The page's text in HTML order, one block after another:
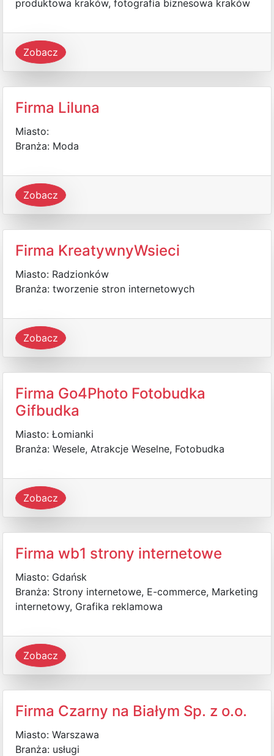
produktowa kraków, fotografia biznesowa kraków
Zobacz
Firma Liluna
Miasto:
Branża: Moda
Zobacz
Firma KreatywnyWsieci
Miasto: Radzionków
Branża: tworzenie stron internetowych
Zobacz
Firma Go4Photo Fotobudka
Gifbudka
Miasto: Łomianki
Branża: Wesele, Atrakcje Weselne, Fotobudka
Zobacz
Firma wb1 strony internetowe
Miasto: Gdańsk
Branża: Strony internetowe, E-commerce, Marketing
internetowy, Grafika reklamowa
Zobacz
Firma Czarny na Białym Sp. z o.o.
Miasto: Warszawa
Branża: usługi